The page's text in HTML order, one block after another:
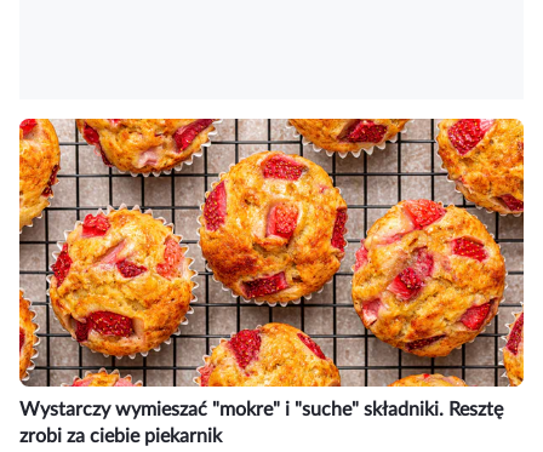
Wystarczy wymieszać "mokre" i "suche" składniki. Resztę
zrobi za ciebie piekarnik